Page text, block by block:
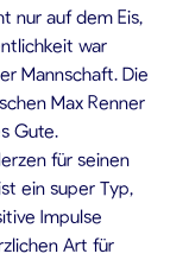
nur auf dem Eis,
war
Mannschaft. Die
Max Renner
Gute.
für seinen
ein super Typ,
Impulse
Art für